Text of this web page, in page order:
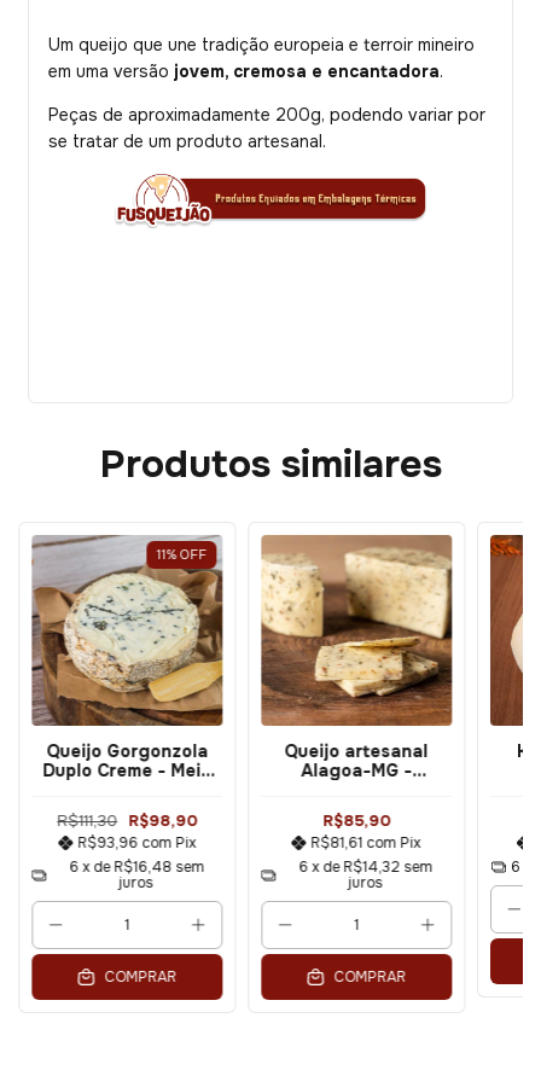
Um queijo que une tradição europeia e terroir mineiro
em uma versão jovem, cremosa e encantadora.
Peças de aproximadamente 200g, podendo variar por
se tratar de um produto artesanal.
Produtos similares
11%OFF
Queijo Gorgonzola
Duplo Creme - Meia
Fusqueijão
R$111,30 R$98,90
R$93,96 com Pix
6x deR$16,48 sem
juros
COMPRAR
Queijo artesanal
Alagoa-MG -
(parmesão) 500g
R$85,90
R$81,61 com Pix
6 x deR$14,32 sem
juros
COMPRAR
6